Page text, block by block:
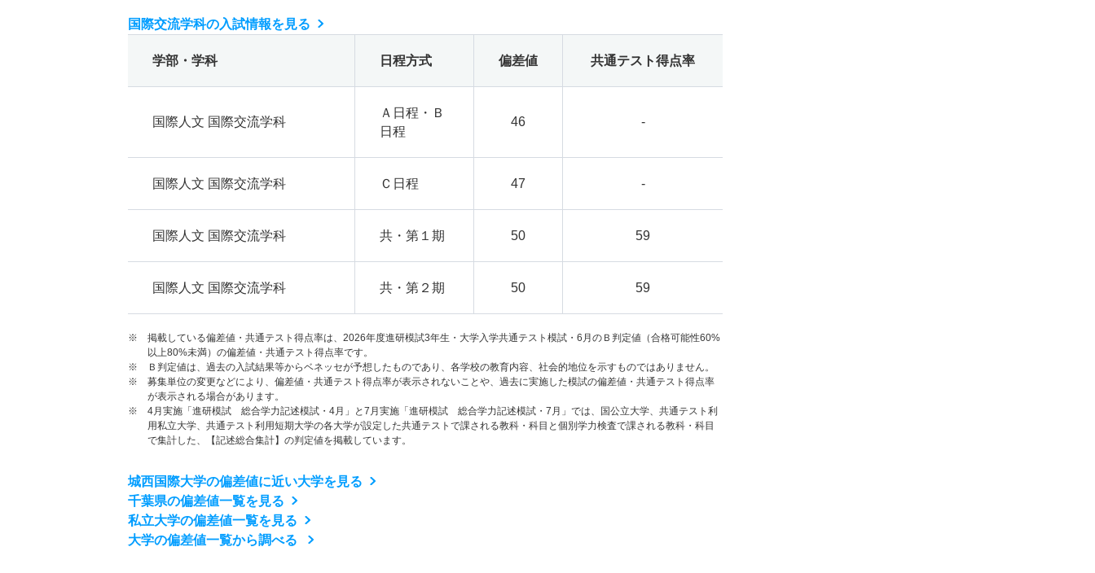
国際交流学科の入試情報を見る
学部・学科 日程方式 偏差値 共通テスト得点率
国際人文 国際交流学科
Ａ日程・Ｂ
日程
46 -
国際人文 国際交流学科 Ｃ日程 47 -
国際人文 国際交流学科 共・第１期 50 59
国際人文 国際交流学科 共・第２期 50 59
※ 掲載している偏差値・共通テスト得点率は、2026年度進研模試3年生・大学入学共通テスト模試・6月のＢ判定値（合格可能性60%
以上80%未満）の偏差値・共通テスト得点率です。
※ Ｂ判定値は、過去の入試結果等からベネッセが予想したものであり、各学校の教育内容、社会的地位を示すものではありません。
※ 募集単位の変更などにより、偏差値・共通テスト得点率が表示されないことや、過去に実施した模試の偏差値・共通テスト得点率
が表示される場合があります。
※ 4月実施「進研模試 総合学力記述模試・4月」と7月実施「進研模試 総合学力記述模試・7月」では、国公立大学、共通テスト利
用私立大学、共通テスト利用短期大学の各大学が設定した共通テストで課される教科・科目と個別学力検査で課される教科・科目
で集計した、【記述総合集計】の判定値を掲載しています。
城西国際大学の偏差値に近い大学を見る
千葉県の偏差値一覧を見る
私立大学の偏差値一覧を見る
大学の偏差値一覧から調べる